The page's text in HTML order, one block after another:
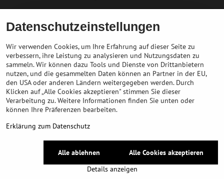
Samstag
9:00 - 12:00
Sonntag
Geschlossen
Kontaktieren Sie uns
info@bikepeak.at
+436764858804
©
Urheberrecht
Erklärung zum Datenschutz
Website erstellt mit:BiznisWeb.sk
Datenschutzeinstellungen
Wir verwenden Cookies, um Ihre Erfahrung auf dieser Seite zu
verbessern, ihre Leistung zu analysieren und Nutzungsdaten zu
sammeln. Wir können dazu Tools und Dienste von Drittanbietern
nutzen, und die gesammelten Daten können an Partner in der EU,
den USA oder anderen Ländern weitergegeben werden. Durch
Klicken auf „Alle Cookies akzeptieren" stimmen Sie dieser
Verarbeitung zu. Weitere Informationen finden Sie unten oder
können Ihre Präferenzen bearbeiten.
Erklärung zum Datenschutz
Details anzeigen
Alle Cookies akzeptieren
Alle ablehnen